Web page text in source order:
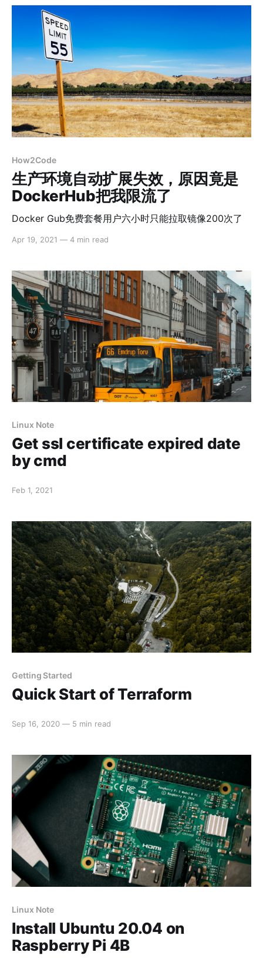
How2Code
生产环境自动扩展失效，原因竟是
DockerHub把我限流了
Docker Gub免费套餐用户六小时只能拉取镜像200次了
Apr 19, 2021 — 4 min read
Linux Note
Get ssl certificate expired date
by cmd
Feb 1, 2021
Getting Started
Quick Start of Terraform
Sep 16, 2020 — 5 min read
Linux Note
Install Ubuntu 20.04 on
Raspberry Pi 4B